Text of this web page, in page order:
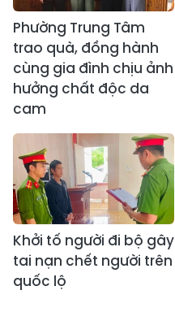
Phường Trung Tâm
trao quà, đồng hành
cùng gia đình chịu ảnh
hưởng chất độc da
cam
Khởi tố người đi bộ gây
tai nạn chết người trên
quốc lộ